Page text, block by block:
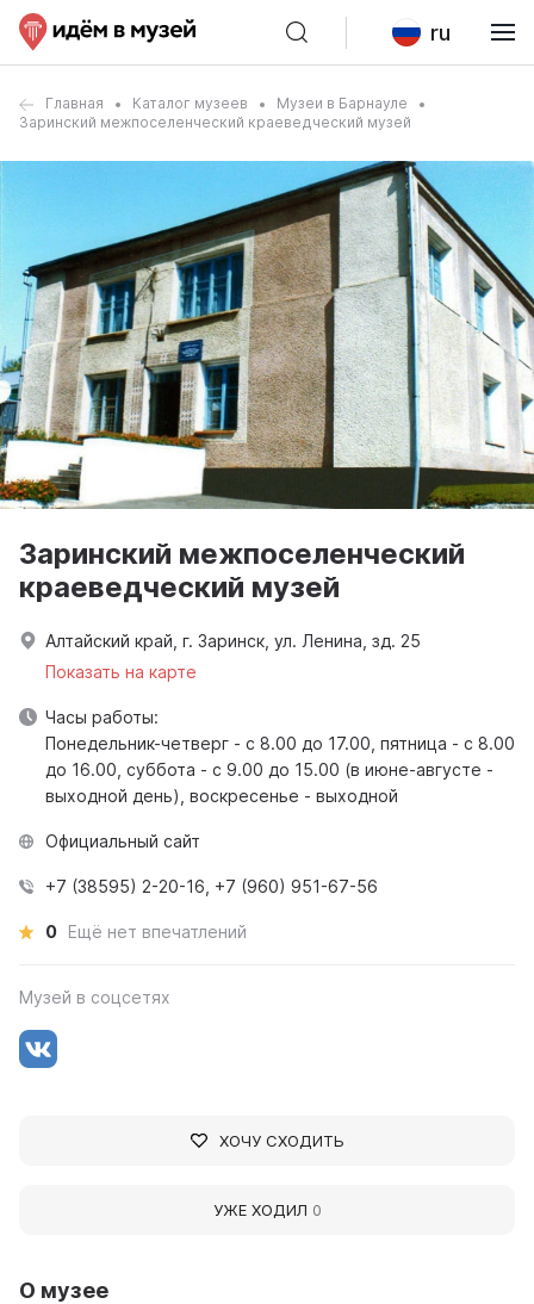
ru
Главная Каталог музеев
Музеи в Барнауле
Заринский межпоселенческий краеведческий музей
О музее
Заринский межпоселенческий
краеведческий музей
Алтайский край, г. Заринск, ул. Ленина, зд. 25
Показать на карте
Часы работы:
Понедельник-четверг - с 8.00 до 17.00, пятница - с 8.00
до 16.00, суббота - с 9.00 до 15.00 (в июне-августе -
выходной день), воскресенье - выходной
Официальный сайт
+7 (38595) 2-20-16, +7 (960) 951-67-56
0 Ещё нет впечатлений
Музей в соцсетях
ХОЧУ СХОДИТЬ
УЖЕ ХОДИЛ 0